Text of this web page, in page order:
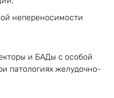
непереносимости
и БАДы с особой
патологиях желудочно-